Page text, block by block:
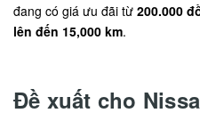
đang có giá ưu đãi từ 200.000
lên đến 15,000 km.
Đề xuất cho